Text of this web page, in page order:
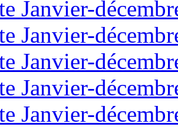
Janvier-
Janvier-
Janvier-
Janvier-
Janvier-